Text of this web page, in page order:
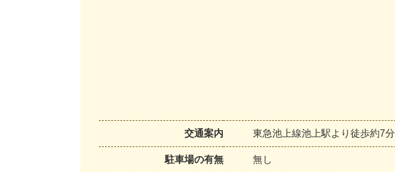
交通案内 東急池上線池上駅より徒歩約7分
駐車場の有無 無し